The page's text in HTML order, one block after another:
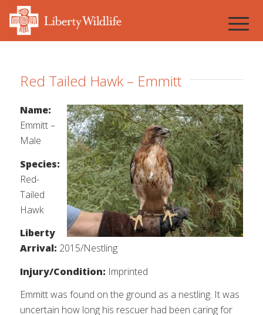
Red Tailed Hawk – Emmitt
Name:
Emmitt –
Male
Species:
Red-
Tailed
Hawk
Liberty
Arrival: 2015/Nestling
Injury/Condition: Imprinted
Emmitt was found on the ground as a nestling. It was
uncertain how long his rescuer had been caring for